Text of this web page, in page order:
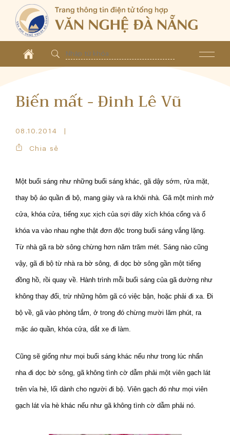
Biến mất - Đinh Lê Vũ
08.10.2014
Chia sẻ
Một buổi sáng như những buổi sáng khác, gã dậy sớm, rửa mặt,
thay bộ áo quần đi bộ, mang giày và ra khỏi nhà. Gã một mình mở
cửa, khóa cửa, tiếng xục xịch của sợi dây xích khóa cổng và ổ
khóa va vào nhau nghe thật đơn độc trong buổi sáng vắng lặng.
Từ nhà gã ra bờ sông chừng hơn năm trăm mét. Sáng nào cũng
vậy, gã đi bộ từ nhà ra bờ sông, đi dọc bờ sông gần một tiếng
đồng hồ, rồi quay về. Hành trình mỗi buổi sáng của gã dường như
không thay đổi, trừ những hôm gã có việc bận, hoặc phải đi xa. Đi
bộ về, gã vào phòng tắm, ở trong đó chừng mười lăm phút, ra
mặc áo quần, khóa cửa, dắt xe đi làm.
Cũng sẽ giống như mọi buổi sáng khác nếu như trong lúc nhẩn
nha đi dọc bờ sông, gã không tình cờ dẫm phải một viên gạch lát
trên vỉa hè, lối dành cho người đi bộ. Viên gạch đó như mọi viên
gạch lát vỉa hè khác nếu như gã không tình cờ dẫm phải nó.